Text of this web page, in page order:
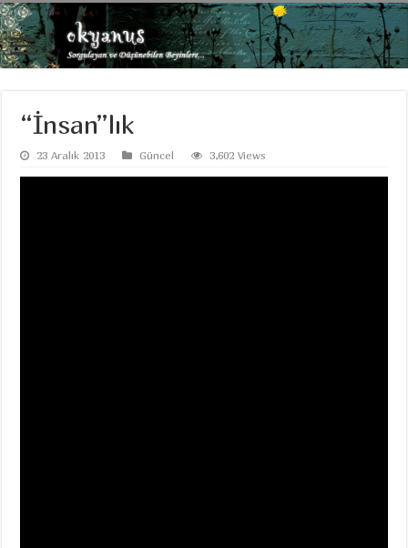
“İnsan”lık
23 Aralık 2013 Güncel 3,602 Views